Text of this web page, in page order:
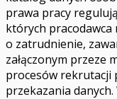
prawa pracy
których pracodawca
o zatrudnienie,
załączonym przeze
procesów rekrutacji
przekazania